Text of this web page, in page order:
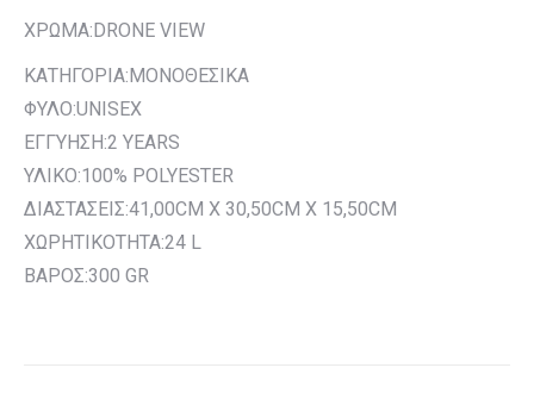
ΧΡΩΜΑ:DRONE VIEW
ΚΑΤΗΓΟΡΙΑ:ΜΟΝΟΘΕΣΙΚΑ
ΦΥΛΟ:UNISEX
ΕΓΓΥΗΣΗ:2 YEARS
ΥΛΙΚΟ:100% POLYESTER
ΔΙΑΣΤΑΣΕΙΣ:41,00CM X 30,50CM X 15,50CM
ΧΩΡΗΤΙΚΟΤΗΤΑ:24 L
ΒΑΡΟΣ:300 GR